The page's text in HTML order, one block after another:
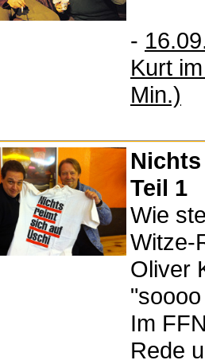
-
Kurt
Min.)
Teil 1
Wie
Witze-
Oliver
Im
Rede